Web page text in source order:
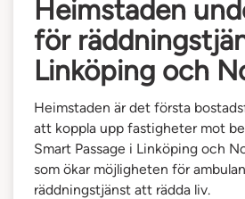
Heimstaden
för
Linköping och
Heimstaden är det första
att koppla upp fastigheter mot
Smart Passage i Linköping och
som ökar möjligheten för
räddningstjänst att rädda liv.